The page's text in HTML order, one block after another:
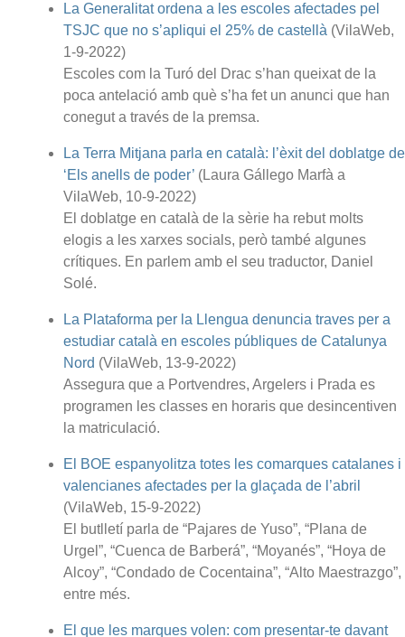
La Generalitat ordena a les escoles afectades pel
TSJC que no s’apliqui el 25% de castellà (VilaWeb,
1-9-2022)
Escoles com la Turó del Drac s’han queixat de la
poca antelació amb què s’ha fet un anunci que han
conegut a través de la premsa.
La Terra Mitjana parla en català: l’èxit del doblatge de
‘Els anells de poder’ (Laura Gállego Marfà a
VilaWeb, 10-9-2022)
El doblatge en català de la sèrie ha rebut molts
elogis a les xarxes socials, però també algunes
crítiques. En parlem amb el seu traductor, Daniel
Solé.
La Plataforma per la Llengua denuncia traves per a
estudiar català en escoles públiques de Catalunya
Nord (VilaWeb, 13-9-2022)
Assegura que a Portvendres, Argelers i Prada es
programen les classes en horaris que desincentiven
la matriculació.
El BOE espanyolitza totes les comarques catalanes i
valencianes afectades per la glaçada de l’abril
(VilaWeb, 15-9-2022)
El butlletí parla de “Pajares de Yuso”, “Plana de
Urgel”, “Cuenca de Barberá”, “Moyanés”, “Hoya de
Alcoy”, “Condado de Cocentaina”, “Alto Maestrazgo”,
entre més.
El que les marques volen: com presentar-te davant